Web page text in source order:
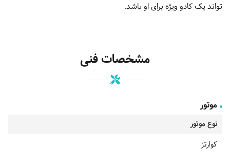
تواند یک کادو ویژه برای او باشد.
مشخصات فنی
موتور
نوع موتور
کوارتز